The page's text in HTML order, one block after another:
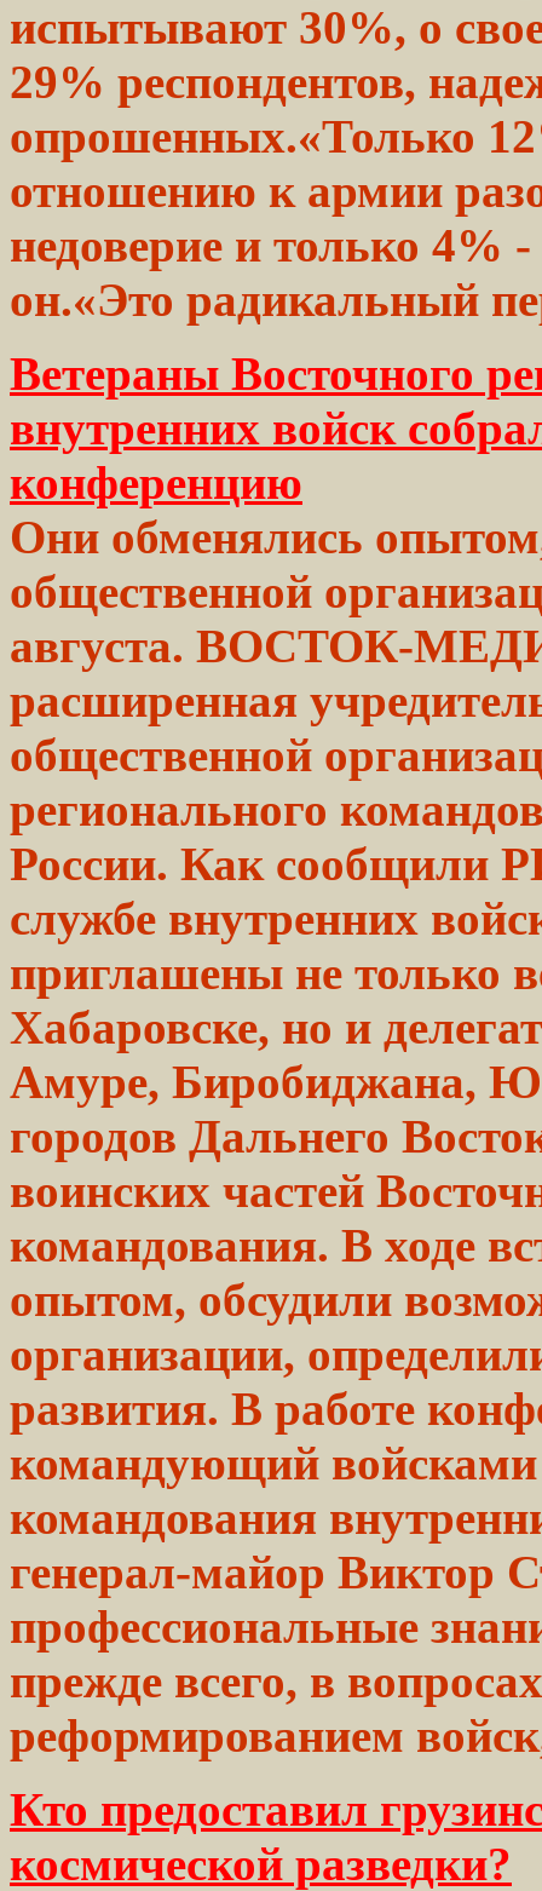
испытывают 30%, о
29% респондентов,
опрошенных.«Только
отношению к армии
недоверие и только 4% -
он.«Это радикальный
Ветераны Восточного
внутренних войск
конференцию
Они обменялись
общественной
августа. ВОСТОК-
расширенная
общественной
регионального
России. Как сообщили
службе внутренних
приглашены не только
Хабаровске, но и
Амуре, Биробиджана,
городов Дальнего
воинских частей
командования. В ходе
опытом, обсудили
организации,
развития. В работе
командующий войсками
командования
генерал-майор Виктор
профессиональные
прежде всего, в
реформированием
Кто предоставил
космической разведки?